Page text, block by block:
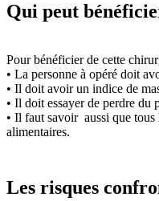
Qui peut
Pour bénéficier de cette
• La personne à opéré doit
• Il doit avoir un indice de
• Il doit essayer de perdre du
• Il faut savoir aussi que
alimentaires.
Les risques